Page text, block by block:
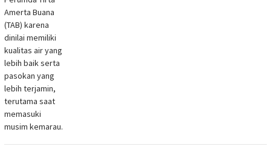
Amerta Buana
(TAB) karena
dinilai memiliki
kualitas air yang
lebih baik serta
pasokan yang
lebih terjamin,
terutama saat
memasuki
musim kemarau.